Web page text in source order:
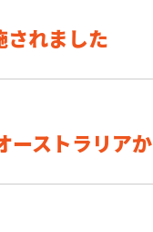
されました
ーストラリア